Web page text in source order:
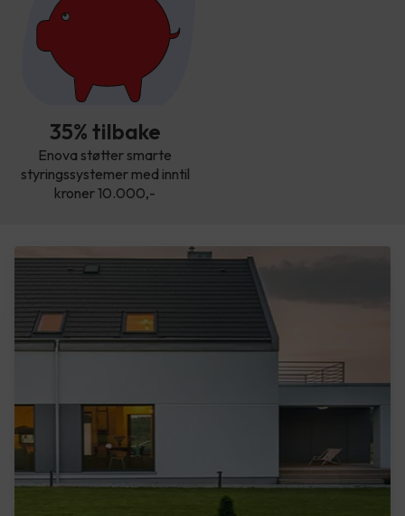
35% tilbake
Enova støtter smarte
styringssystemer med inntil
kroner 10.000,-